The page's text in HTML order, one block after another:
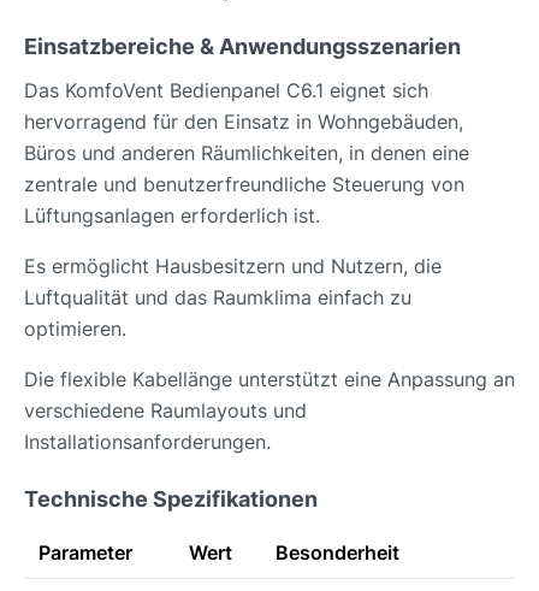
Einsatzbereiche & Anwendungsszenarien
Das KomfoVent Bedienpanel C6.1 eignet sich
hervorragend für den Einsatz in Wohngebäuden,
Büros und anderen Räumlichkeiten, in denen eine
zentrale und benutzerfreundliche Steuerung von
Lüftungsanlagen erforderlich ist.
Es ermöglicht Hausbesitzern und Nutzern, die
Luftqualität und das Raumklima einfach zu
optimieren.
Die flexible Kabellänge unterstützt eine Anpassung an
verschiedene Raumlayouts und
Installationsanforderungen.
Technische Spezifikationen
Parameter Wert Besonderheit